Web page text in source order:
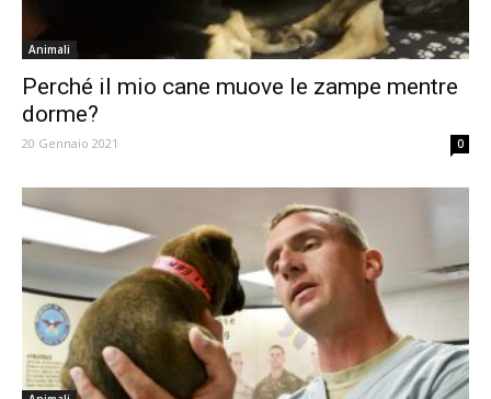
Animali
Perché il mio cane muove le zampe mentre
dorme?
20 Gennaio 2021 0